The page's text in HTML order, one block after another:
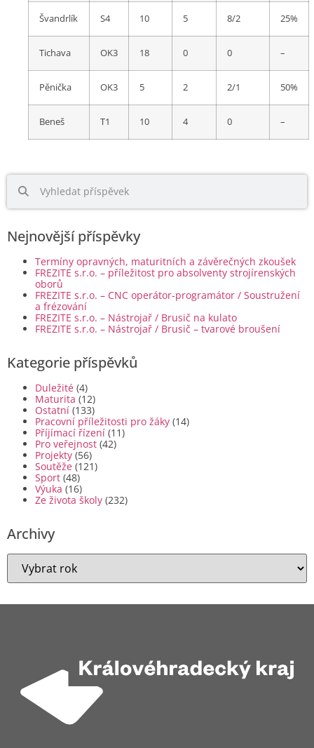
Nejnovější příspěvky
Termíny opravných, maturitních a závěrečných zkoušek
FREZITE s.r.o. – příležitost pro absolventy strojírenských
oborů
FREZITE s.r.o. – CNC operátor-programátor / Soustružení
a frézování
FREZITE s.r.o. – Nástrojař / Brusič na kulato
FREZITE s.r.o. – Nástrojař / Brusič – tvarové broušení
Kategorie příspěvků
Duležité (4)
Maturita (12)
Ostatní (133)
Pracovní příležitosti pro žáky (14)
Příjímací řízení (11)
Pro veřejnost (42)
Projekty (56)
Soutěže (121)
Sport (48)
Výuka (16)
Ze života školy (232)
Archivy
Švandrlík S4 10 5 8/2 25%
Tichava OK3 18 0 0 –
Pěnička OK3 5 2 2/1 50%
Beneš T1 10 4 0 –